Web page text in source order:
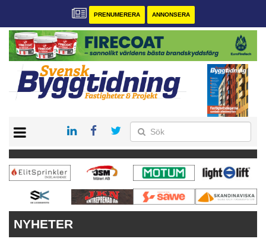
PRENUMERERA ANNONSERA
PRENUMERERA
VÅRA ANDRA MAGASIN
ANNONSERA
NYHETER